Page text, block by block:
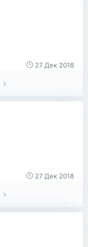
27 Дек 2018
27 Дек 2018